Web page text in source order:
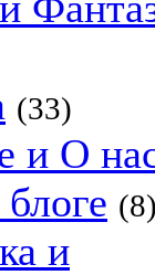
(33)
и О
(8)
и